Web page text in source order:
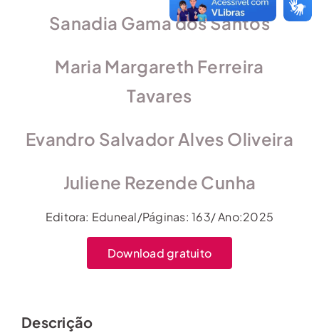
Sanadia Gama dos Santos
Maria Margareth Ferreira
Tavares
Evandro Salvador Alves Oliveira
Juliene Rezende Cunha
Editora: Eduneal/Páginas: 163/ Ano:2025
Download gratuito
Descrição